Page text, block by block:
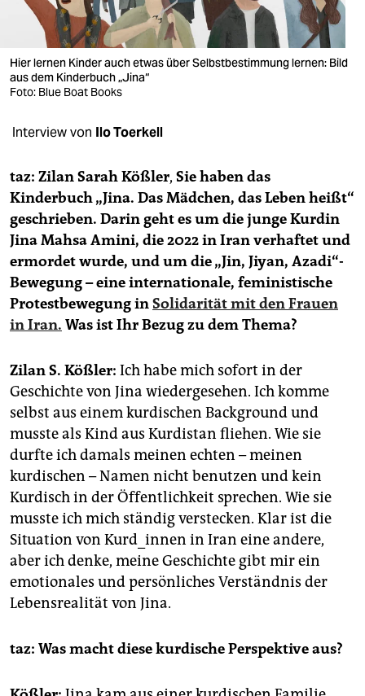
veranstaltungen
fragen & hilfe
genossenschaft
epaper login
Hier lernen Kinder auch etwas über Selbstbestimmung lernen: Bild
aus dem Kinderbuch „Jina“
Foto: Blue Boat Books
Interview von Ilo Toerkell
taz: Zilan Sarah Kößler, Sie haben das
Kinderbuch „Jina. Das Mädchen, das Leben heißt“
geschrieben. Darin geht es um die junge Kurdin
Jina Mahsa Amini, die 2022 in Iran verhaftet und
ermordet wurde, und um die „Jin, Jiyan, Azadi“-
Bewegung – eine internationale, feministische
Protestbewegung inSolidarität mit den Frauen
in Iran. Was ist Ihr Bezug zu dem Thema?
Zilan S. Kößler: Ich habe mich sofort in der
Geschichte von Jina wiedergesehen. Ich komme
selbst aus einem kurdischen Background und
musste als Kind aus Kurdistan fliehen. Wie sie
durfte ich damals meinen echten – meinen
kurdischen – Namen nicht benutzen und kein
Kurdisch in der Öffentlichkeit sprechen. Wie sie
musste ich mich ständig verstecken. Klar ist die
Situation von Kurd_innen in Iran eine andere,
aber ich denke, meine Geschichte gibt mir ein
emotionales und persönliches Verständnis der
Lebensrealität von Jina.
taz: Was macht diese kurdische Perspektive aus?